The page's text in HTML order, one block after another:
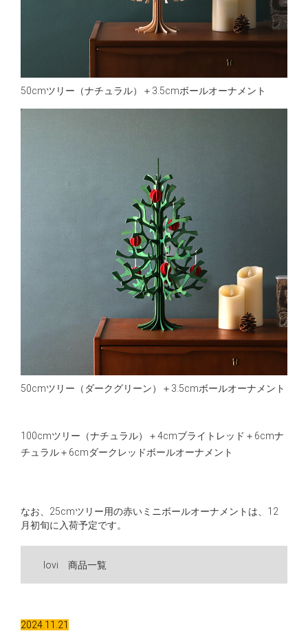
50cmツリー（ナチュラル）＋3.5cmボールオーナメント
50cmツリー（ダークグリーン）＋3.5cmボールオーナメント
100cmツリー（ナチュラル）＋4cmブライトレッド＋6cmナ
チュラル＋6cmダークレッドボールオーナメント
なお、25cmツリー用の赤いミニボールオーナメントは、12
月初旬に入荷予定です。
lovi 商品一覧
2024.11.21